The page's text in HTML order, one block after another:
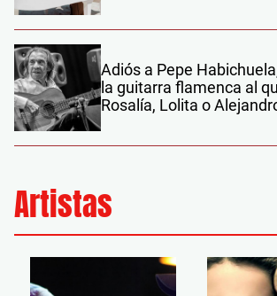
Adiós a Pepe
la guitarra flamenca al
Rosalía, Lolita o
Artistas